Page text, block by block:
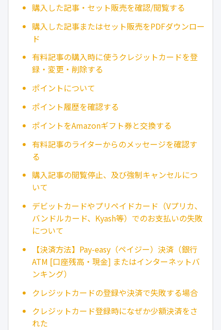
購入した記事・セット販売を確認/閲覧する
購入した記事またはセット販売をPDFダウンロー
ド
有料記事の購入時に使うクレジットカードを登
録・変更・削除する
ポイントについて
ポイント履歴を確認する
ポイントをAmazonギフト券と交換する
有料記事のライターからのメッセージを確認す
る
購入記事の閲覧停止、及び強制キャンセルにつ
いて
デビットカードやプリペイドカード（Vプリカ、
バンドルカード、Kyash等）でのお支払いの失敗
について
【決済方法】Pay-easy（ペイジー）決済（銀行
ATM [口座残高・現金] またはインターネットバ
ンキング）
クレジットカードの登録や決済で失敗する場合
クレジットカード登録時になぜか少額決済をさ
れた